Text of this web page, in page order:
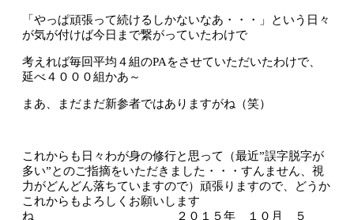
「やっぱ頑張って続けるしかないなあ・・・」という日々
が気が付けば今日まで繋がっていたわけで
考えれば毎回平均４組のPAをさせていただいたわけで、
延べ４０００組かあ～
まあ、まだまだ新参者ではありますがね（笑）
これからも日々わが身の修行と思って（最近”誤字脱字が
多い”とのご指摘をいただきました・・・すんません、視
力がどんどん落ちていますので）頑張りますので、どうか
これからもよろしくお願いします
ね ２０１５年 １０月 ５